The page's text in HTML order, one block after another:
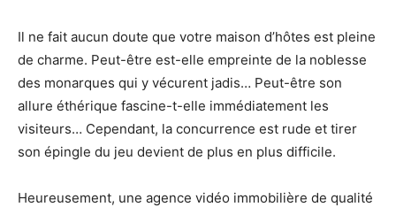
Il ne fait aucun doute que votre maison d’hôtes est pleine
de charme. Peut-être est-elle empreinte de la noblesse
des monarques qui y vécurent jadis… Peut-être son
allure éthérique fascine-t-elle immédiatement les
visiteurs… Cependant, la concurrence est rude et tirer
son épingle du jeu devient de plus en plus difficile.
Heureusement, une agence vidéo immobilière de qualité